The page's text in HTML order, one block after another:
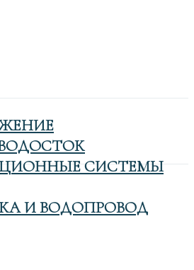
СИСТЕМЫ
И ВОДОПРОВОД